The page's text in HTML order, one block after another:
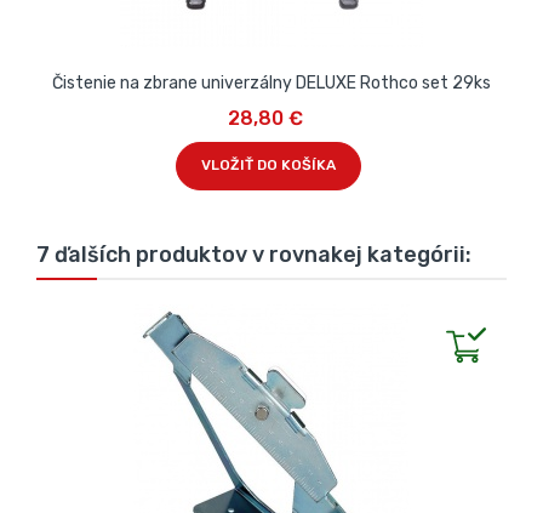
Čistenie na zbrane univerzálny DELUXE Rothco set 29ks
28,80 €
VLOŽIŤ DO KOŠÍKA
7 ďalších produktov v rovnakej kategórii: